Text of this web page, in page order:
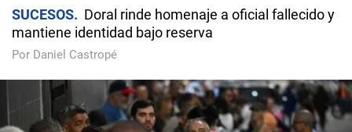
SUCESOS
Doral rinde homenaje a oficial fallecido y
mantiene identidad bajo reserva
Por Daniel Castropé